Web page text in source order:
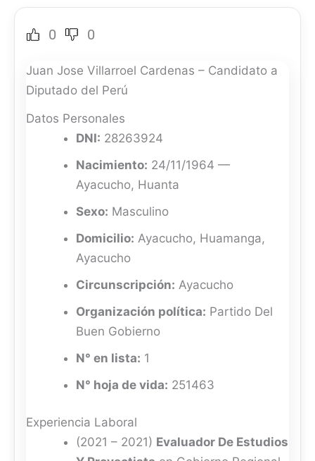
0 0
Juan Jose Villarroel Cardenas – Candidato a
Diputado del Perú
Datos Personales
DNI: 28263924
Nacimiento: 24/11/1964 —
Ayacucho, Huanta
Sexo: Masculino
Domicilio: Ayacucho, Huamanga,
Ayacucho
Circunscripción: Ayacucho
Organización política: Partido Del
Buen Gobierno
N° en lista: 1
N° hoja de vida: 251463
Experiencia Laboral
(2021 – 2021) Evaluador De Estudios